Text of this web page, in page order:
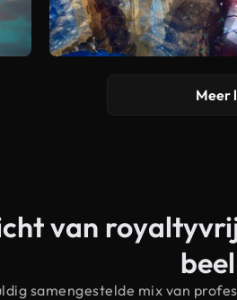
Meer
van
samengestelde mix van